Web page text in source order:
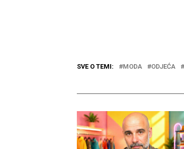
SVE O TEMI: MODA ODJEĆA